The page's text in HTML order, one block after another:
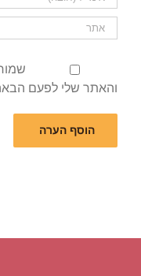
והאתר שלי לפעם